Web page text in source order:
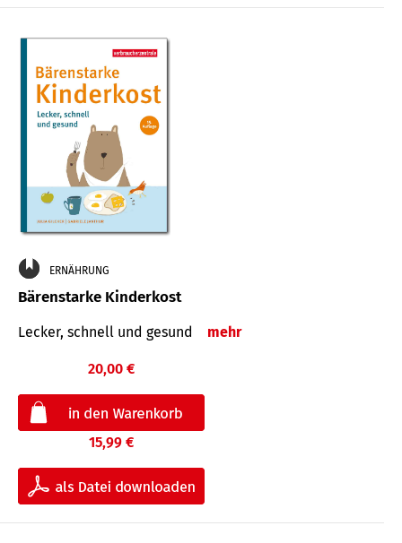
ERNÄHRUNG
Bärenstarke Kinderkost
Lecker, schnell und gesund mehr
20,00 €
15,99 €